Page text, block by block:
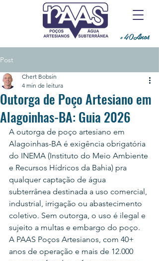
+40Anos
Post
Outorga de Poço Artesiano em
Alagoinhas-BA: Guia 2026
Chert Bobsin
4 min de leitura
A outorga de poço artesiano em
Alagoinhas-BA é exigência obrigatória
do INEMA (Instituto do Meio Ambiente
e Recursos Hídricos da Bahia) pra
qualquer captação de água
subterrânea destinada a uso comercial,
industrial, irrigação ou abastecimento
coletivo. Sem outorga, o uso é ilegal e
sujeito a multas e embargo do poço.
A PAAS Poços Artesianos, com 40+
anos de operação e mais de 12.000